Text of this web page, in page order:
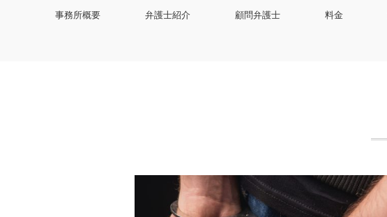
事務所概要 弁護士紹介 顧問弁護士 料金